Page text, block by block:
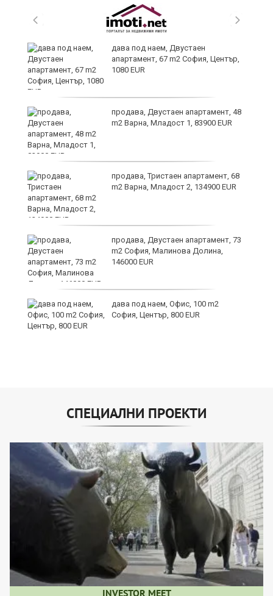
дава под наем, Двустаен
апартамент, 67 m2 София, Център,
1080 EUR
продава, Двустаен апартамент, 48
m2 Варна, Младост 1, 83900 EUR
продава, Тристаен апартамент, 68
m2 Варна, Младост 2, 134900 EUR
продава, Двустаен апартамент, 73
m2 София, Малинова Долина,
146000 EUR
дава под наем, Офис, 100 m2
София, Център, 800 EUR
СПЕЦИАЛНИ ПРОЕКТИ
INVESTOR MEET